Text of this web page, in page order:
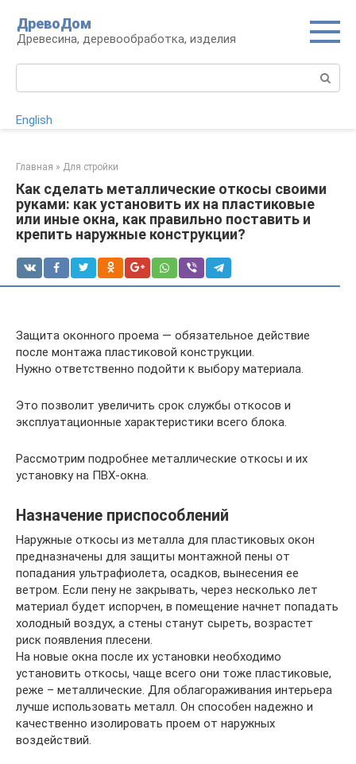
контенту
ДревоДом
Древесина, деревообработка, изделия
English
Главная » Для стройки
Как сделать металлические откосы своими
руками: как установить их на пластиковые
или иные окна, как правильно поставить и
крепить наружные конструкции?
Защита оконного проема — обязательное действие
после монтажа пластиковой конструкции.
Нужно ответственно подойти к выбору материала.
Это позволит увеличить срок службы откосов и
эксплуатационные характеристики всего блока.
Рассмотрим подробнее металлические откосы и их
установку на ПВХ-окна.
Назначение приспособлений
Наружные откосы из металла для пластиковых окон
предназначены для защиты монтажной пены от
попадания ультрафиолета, осадков, вынесения ее
ветром. Если пену не закрывать, через несколько лет
материал будет испорчен, в помещение начнет попадать
холодный воздух, а стены станут сыреть, возрастет
риск появления плесени.
На новые окна после их установки необходимо
установить откосы, чаще всего они тоже пластиковые,
реже – металлические. Для облагораживания интерьера
лучше использовать металл. Он способен надежно и
качественно изолировать проем от наружных
воздействий.